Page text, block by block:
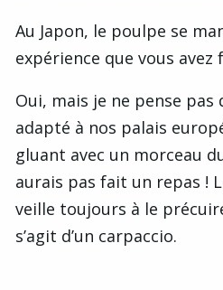
Au Japon, le poulpe se
expérience que vous avez
Oui, mais je ne pense
adapté à nos palais
gluant avec un morceau
aurais pas fait un repas !
veille toujours à le
s’agit d’un carpaccio.